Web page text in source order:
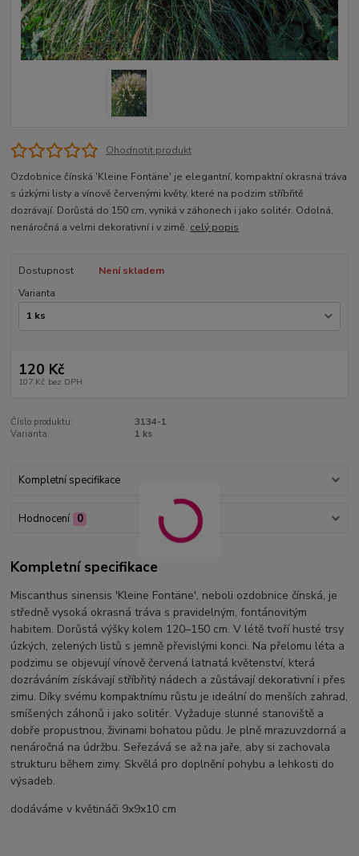
Ohodnotit produkt
Ozdobnice čínská 'Kleine Fontäne' je elegantní, kompaktní okrasná tráva
s úzkými listy a vínově červenými květy, které na podzim stříbřitě
dozrávají. Dorůstá do 150 cm, vyniká v záhonech i jako solitér. Odolná,
nenáročná a velmi dekorativní i v zimě. celý popis
Dostupnost
Není skladem
Varianta
120 Kč
107 Kč bez DPH
Číslo produktu:
3134-1
Varianta:
1 ks
Kompletní specifikace
Hodnocení 0
Kompletní specifikace
Miscanthus sinensis 'Kleine Fontäne', neboli ozdobnice čínská, je
středně vysoká okrasná tráva s pravidelným, fontánovitým
habitem. Dorůstá výšky kolem 120–150 cm. V létě tvoří husté trsy
úzkých, zelených listů s jemně převislými konci. Na přelomu léta a
podzimu se objevují vínově červená latnatá květenství, která
dozráváním získávají stříbřitý nádech a zůstávají dekorativní i přes
zimu. Díky svému kompaktnímu růstu je ideální do menších zahrad,
smíšených záhonů i jako solitér. Vyžaduje slunné stanoviště a
dobře propustnou, živinami bohatou půdu. Je plně mrazuvzdorná a
nenáročná na údržbu. Seřezává se až na jaře, aby si zachovala
strukturu během zimy. Skvělá pro doplnění pohybu a lehkosti do
výsadeb.
dodáváme v květináči 9x9x10 cm